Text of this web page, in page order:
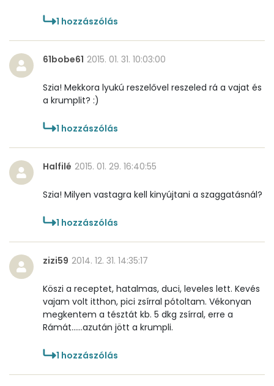
Pantoténsav - B5 vitamin:
Folsav - B9-vitamin:
115 micro
Retinol - A vitamin:
α-karotin
1 hozzászólás
61bobe61 2015. 01. 31. 10:03:00
Szia! Mekkora lyukú reszelővel reszeled rá a vajat és
a krumplit? :)
1 hozzászólás
Halfilé 2015. 01. 29. 16:40:55
Szia! Milyen vastagra kell kinyújtani a szaggatásnál?
1 hozzászólás
zizi59 2014. 12. 31. 14:35:17
Köszi a receptet, hatalmas, duci, leveles lett. Kevés
vajam volt itthon, pici zsírral pótoltam. Vékonyan
megkentem a tésztát kb. 5 dkg zsírral, erre a
Rámát......azután jött a krumpli.
1 hozzászólás